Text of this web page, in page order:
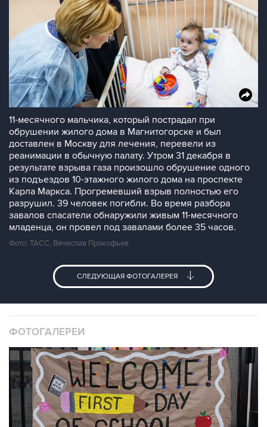
11-месячного мальчика, который пострадал при
обрушении жилого дома в Магнитогорске и был
доставлен в Москву для лечения, перевели из
реанимации в обычную палату. Утром 31 декабря в
результате взрыва газа произошло обрушение одного
из подъездов 10-этажного жилого дома на проспекте
Карла Маркса. Прогремевший взрыв полностью его
разрушил. 39 человек погибли. Во время разбора
завалов спасатели обнаружили живым 11-месячного
младенца, он провел под завалами более 35 часов.
Фото: ТАСС, Вячеслав Прокофьев
СЛЕДУЮЩАЯ ФОТОГАЛЕРЕЯ
ФОТОГАЛЕРЕИ